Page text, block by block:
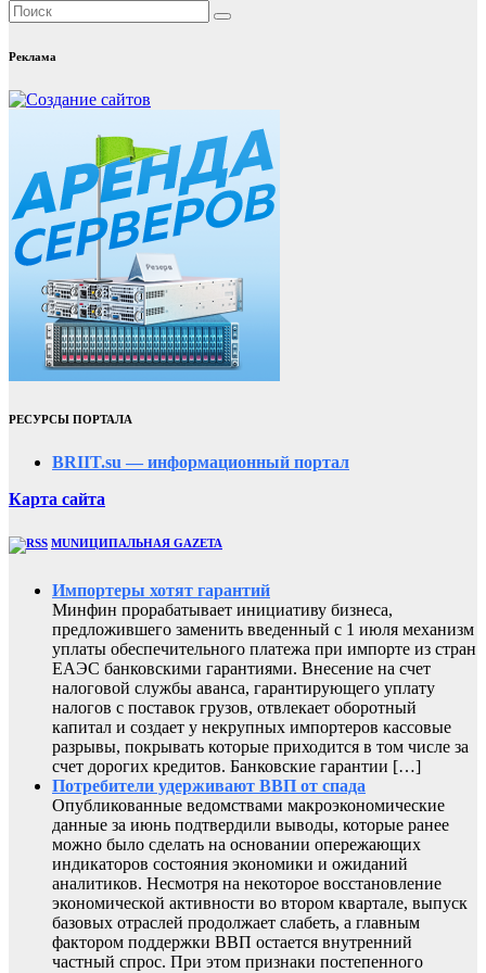
Реклама
РЕСУРСЫ ПОРТАЛА
BRIIT.su — информационный портал
Карта сайта
MUNИЦИПАЛЬНАЯ GAZЕТА
Импортеры хотят гарантий
Минфин прорабатывает инициативу бизнеса,
предложившего заменить введенный с 1 июля механизм
уплаты обеспечительного платежа при импорте из стран
ЕАЭС банковскими гарантиями. Внесение на счет
налоговой службы аванса, гарантирующего уплату
налогов с поставок грузов, отвлекает оборотный
капитал и создает у некрупных импортеров кассовые
разрывы, покрывать которые приходится в том числе за
счет дорогих кредитов. Банковские гарантии […]
Потребители удерживают ВВП от спада
Опубликованные ведомствами макроэкономические
данные за июнь подтвердили выводы, которые ранее
можно было сделать на основании опережающих
индикаторов состояния экономики и ожиданий
аналитиков. Несмотря на некоторое восстановление
экономической активности во втором квартале, выпуск
базовых отраслей продолжает слабеть, а главным
фактором поддержки ВВП остается внутренний
частный спрос. При этом признаки постепенного